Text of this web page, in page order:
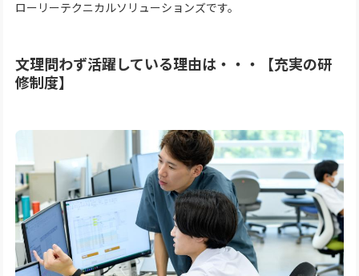
ローリーテクニカルソリューションズです。
文理問わず活躍している理由は・・・【充実の研
修制度】